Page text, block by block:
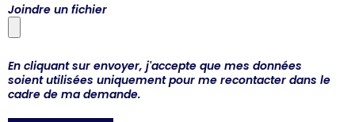
Joindre un fichier
En cliquant sur envoyer, j'accepte que mes données
soient utilisées uniquement pour me recontacter dans le
cadre de ma demande.